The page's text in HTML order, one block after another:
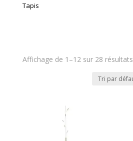
Tapis
Affichage de 1–12 sur 28 résultats